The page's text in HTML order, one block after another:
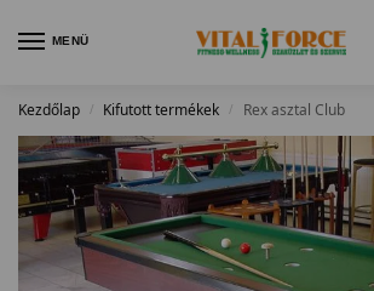
MENÜ
Kezdőlap / Kifutott termékek / Rex asztal Club